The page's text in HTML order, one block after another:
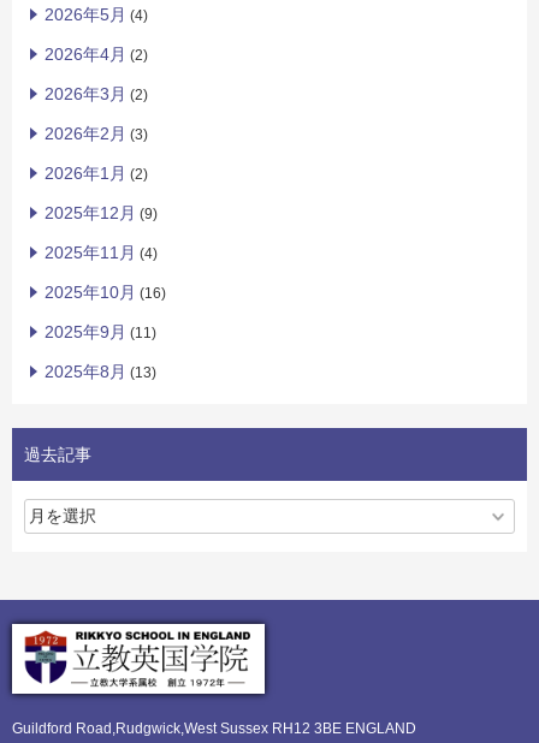
2026年5月 (4)
2026年4月 (2)
2026年3月 (2)
2026年2月 (3)
2026年1月 (2)
2025年12月 (9)
2025年11月 (4)
2025年10月 (16)
2025年9月 (11)
2025年8月 (13)
過去記事
Guildford Road,Rudgwick,West Sussex RH12 3BE ENGLAND